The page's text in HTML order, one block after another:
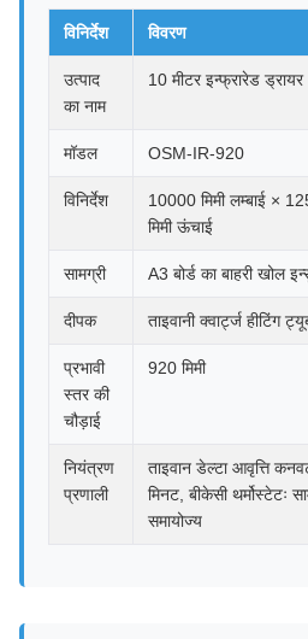
विनिर्देश विवरण
उत्पाद
का नाम
10 मीटर इन्फ्रारेड ड्रायर
मॉडल OSM-IR-920
विनिर्देश
10000 मिमी लम्बाई ×
मिमी ऊंचाई
सामग्री A3 बोर्ड का बाहरी खोल
दीपक ताइवानी क्वार्ट्ज हीटिंग
प्रभावी
स्तर की
चौड़ाई
920 मिमी
नियंत्रण
प्रणाली
ताइवान डेल्टा आवृत्ति
मिनट, बीकेसी थर्मोस्टेटः
समायोज्य